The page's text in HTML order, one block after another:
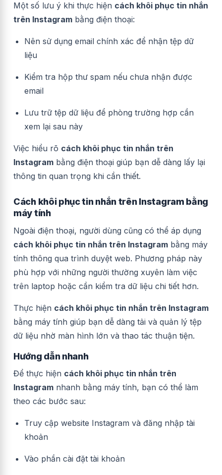
Một số lưu ý khi thực hiện cách khôi phục tin nhắn
trên Instagram bằng điện thoại:
Nên sử dụng email chính xác để nhận tệp dữ
liệu
Kiểm tra hộp thư spam nếu chưa nhận được
email
Lưu trữ tệp dữ liệu để phòng trường hợp cần
xem lại sau này
Việc hiểu rõ cách khôi phục tin nhắn trên
Instagram bằng điện thoại giúp bạn dễ dàng lấy lại
thông tin quan trọng khi cần thiết.
Cách khôi phục tin nhắn trên Instagram bằng
máy tính
Ngoài điện thoại, người dùng cũng có thể áp dụng
cách khôi phục tin nhắn trên Instagram bằng máy
tính thông qua trình duyệt web. Phương pháp này
phù hợp với những người thường xuyên làm việc
trên laptop hoặc cần kiểm tra dữ liệu chi tiết hơn.
Thực hiện cách khôi phục tin nhắn trên Instagram
bằng máy tính giúp bạn dễ dàng tải và quản lý tệp
dữ liệu nhờ màn hình lớn và thao tác thuận tiện.
Hướng dẫn nhanh
Để thực hiện cách khôi phục tin nhắn trên
Instagram nhanh bằng máy tính, bạn có thể làm
theo các bước sau:
Truy cập website Instagram và đăng nhập tài
khoản
Vào phần cài đặt tài khoản